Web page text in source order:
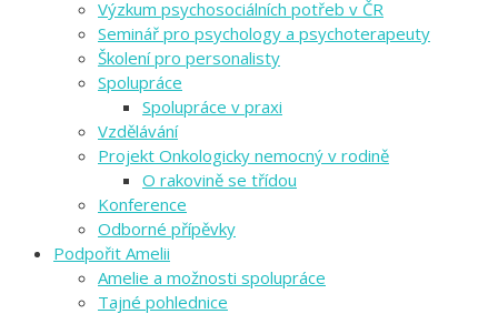
Výzkum psychosociálních potřeb v ČR
Seminář pro psychology a psychoterapeuty
Školení pro personalisty
Spolupráce
Spolupráce v praxi
Vzdělávání
Projekt Onkologicky nemocný v rodině
O rakovině se třídou
Konference
Odborné přípěvky
Podpořit Amelii
Amelie a možnosti spolupráce
Tajné pohlednice